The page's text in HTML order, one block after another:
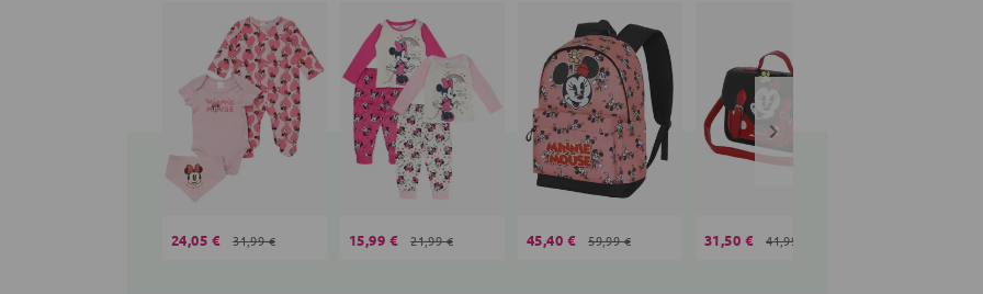
24,05 € 31,99 € 15,99 € 21,99 € 45,40 € 59,99 € 31,50 € 41,99 €